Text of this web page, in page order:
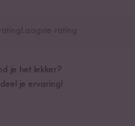
je het lekker?
je ervaring!